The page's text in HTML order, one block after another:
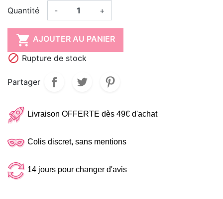
Quantité
- +
 AJOUTER AU PANIER
 Rupture de stock
Partager
Livraison OFFERTE dès 49€ d'achat
Colis discret, sans mentions
14 jours pour changer d'avis